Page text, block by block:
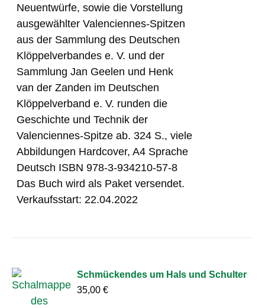
Neuentwürfe, sowie die Vorstellung
ausgewählter Valenciennes-Spitzen
aus der Sammlung des Deutschen
Klöppelverbandes e. V. und der
Sammlung Jan Geelen und Henk
van der Zanden im Deutschen
Klöppelverband e. V. runden die
Geschichte und Technik der
Valenciennes-Spitze ab. 324 S., viele
Abbildungen Hardcover, A4 Sprache
Deutsch ISBN 978-3-934210-57-8
Das Buch wird als Paket versendet.
Verkaufsstart: 22.04.2022
Schmückendes um Hals und Schulter
35,00€